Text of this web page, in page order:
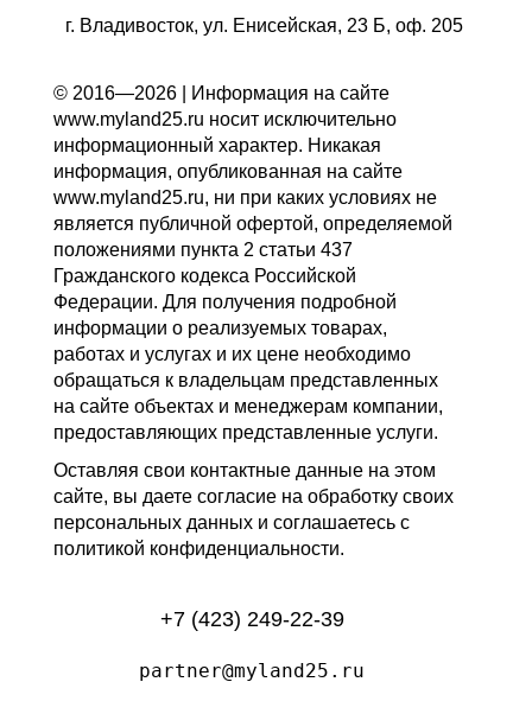
г. Владивосток, ул. Енисейская, 23 Б, оф. 205
© 2016—2026 | Информация на сайте
www.myland25.ru носит исключительно
информационный характер. Никакая
информация, опубликованная на сайте
www.myland25.ru, ни при каких условиях не
является публичной офертой, определяемой
положениями пункта 2 статьи 437
Гражданского кодекса Российской
Федерации. Для получения подробной
информации о реализуемых товарах,
работах и услугах и их цене необходимо
обращаться к владельцам представленных
на сайте объектах и менеджерам компании,
предоставляющих представленные услуги.
Оставляя свои контактные данные на этом
сайте, вы даете согласие на обработку своих
персональных данных и соглашаетесь с
политикой конфиденциальности.
+7 (423) 249-22-39
partner@myland25.ru